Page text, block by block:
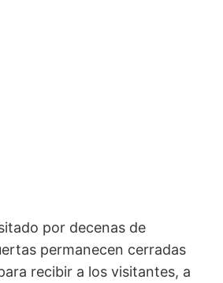
por decenas de
permanecen cerradas
recibir a los visitantes, a